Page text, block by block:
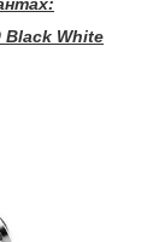
Black White